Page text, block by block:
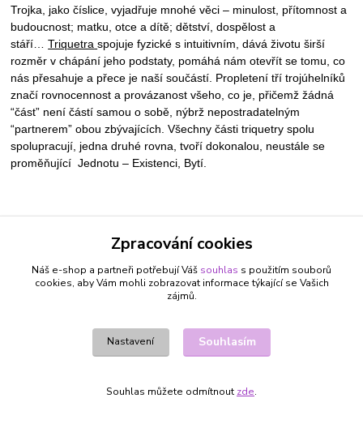
Trojka, jako číslice, vyjadřuje mnohé věci – minulost, přítomnost a
budoucnost; matku, otce a dítě; dětství, dospělost a
stáří…Triquetra spojuje fyzické s intuitivním, dává životu širší
rozměr v chápání jeho podstaty, pomáhá nám otevřít se tomu, co
nás přesahuje a přece je naší součástí. Propletení tří trojúhelníků
značí rovnocennost a provázanost všeho, co je, přičemž žádná
“část” není částí samou o sobě, nýbrž nepostradatelným
“partnerem” obou zbývajících. Všechny části triquetry spolu
spolupracují, jedna druhé rovna, tvoří dokonalou, neustále se
proměňující Jednotu – Existenci, Bytí.
ŠPERKY A BIŽUTERIE
NÁUŠNICE
RAK 22.6. - 22.7.
LEV 23.7. - 22.8.
Zpracování cookies
Náš e-shop a partneři potřebují Váš souhlas s použitím souborů
cookies, aby Vám mohli zobrazovat informace týkající se Vašich
zájmů.
Nastavení Souhlasím
Souhlas můžete odmítnout zde.